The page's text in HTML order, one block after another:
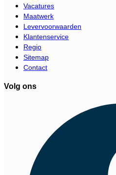
Vacatures
Maatwerk
Levervoorwaarden
Klantenservice
Regio
Sitemap
Contact
Volg ons